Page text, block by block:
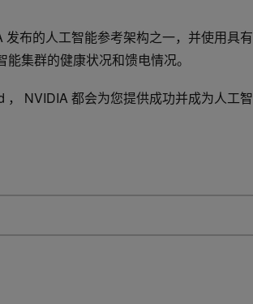
布的人工智能参考架构之一，并使用具有
集群的健康状况和馈电情况。
NVIDIA 都会为您提供成功并成为人工智